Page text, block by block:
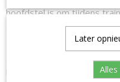
hoofdstel is om tijdens
De gebogen frontriem is
een chique uitstraling, de
kleine lederen elementen
Later